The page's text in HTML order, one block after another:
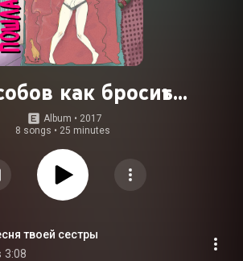
как бросить...
Album • 2017
8 songs • 25 minutes
твоей сестры
3:08